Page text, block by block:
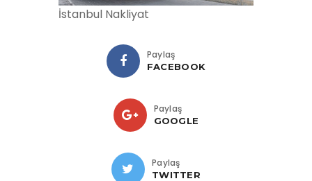
İstanbul Nakliyat
Paylaş
FACEBOOK
Paylaş
GOOGLE
Paylaş
TWITTER